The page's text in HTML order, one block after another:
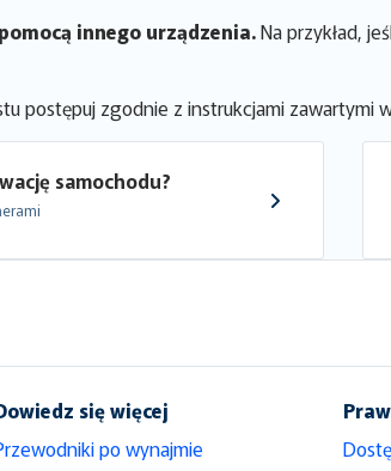
innego urządzenia.Na przykład,
postępuj zgodnie z instrukcjami zawartymi
samochodu?
się więcej
po wynajmie